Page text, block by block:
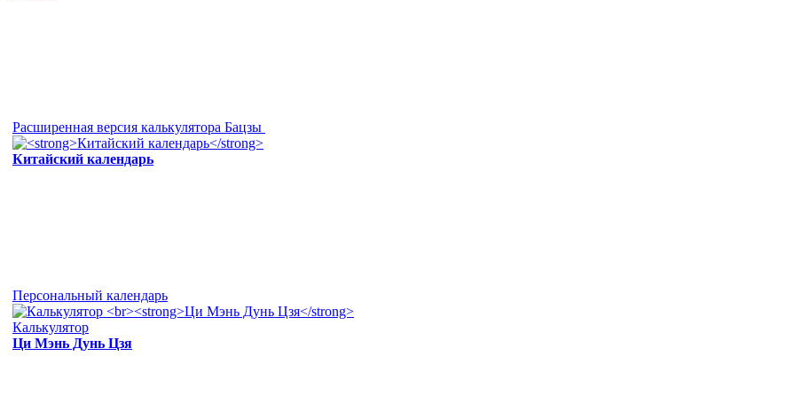
Расширенная версия калькулятора Бацзы
Китайский календарь
Персональный календарь
Калькулятор
Ци Мэнь Дунь Цзя